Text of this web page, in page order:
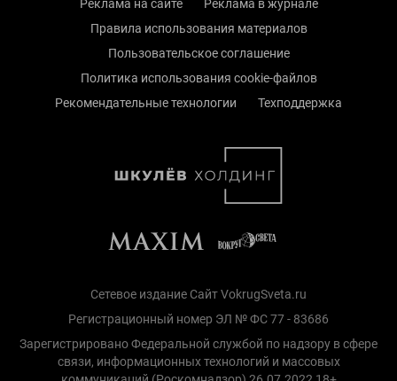
Реклама на сайте
Реклама в журнале
Правила использования материалов
Пользовательское соглашение
Политика использования cookie-файлов
Рекомендательные технологии
Техподдержка
Сетевое издание Сайт VokrugSveta.ru
Регистрационный номер ЭЛ № ФС 77 - 83686
Зарегистрировано Федеральной службой по надзору в сфере
связи, информационных технологий и массовых